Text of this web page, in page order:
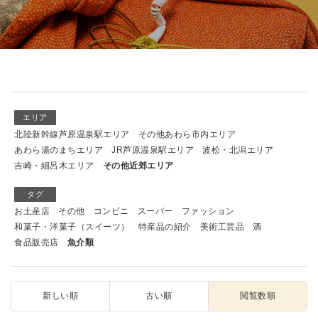
エリア
北陸新幹線芦原温泉駅エリア
その他あわら市内エリア
あわら湯のまちエリア
JR芦原温泉駅エリア
波松・北潟エリア
吉崎・細呂木エリア
その他近郊エリア
タグ
お土産店 その他 コンビニ スーパー
ファッション
和菓子・洋菓子（スイーツ）
特産品の紹介 美術工芸品
酒
食品販売店
魚介類
新しい順 古い順 閲覧数順